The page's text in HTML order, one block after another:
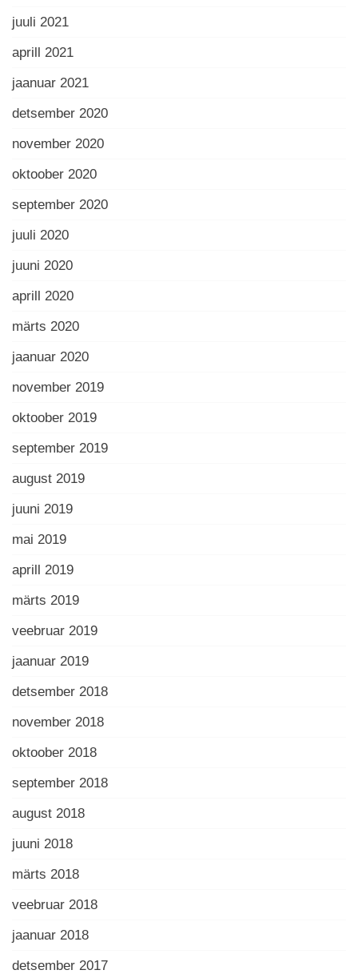
juuli 2021
aprill 2021
jaanuar 2021
detsember 2020
november 2020
oktoober 2020
september 2020
juuli 2020
juuni 2020
aprill 2020
märts 2020
jaanuar 2020
november 2019
oktoober 2019
september 2019
august 2019
juuni 2019
mai 2019
aprill 2019
märts 2019
veebruar 2019
jaanuar 2019
detsember 2018
november 2018
oktoober 2018
september 2018
august 2018
juuni 2018
märts 2018
veebruar 2018
jaanuar 2018
detsember 2017